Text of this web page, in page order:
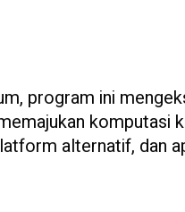
program ini
komputasi
alternatif, dan